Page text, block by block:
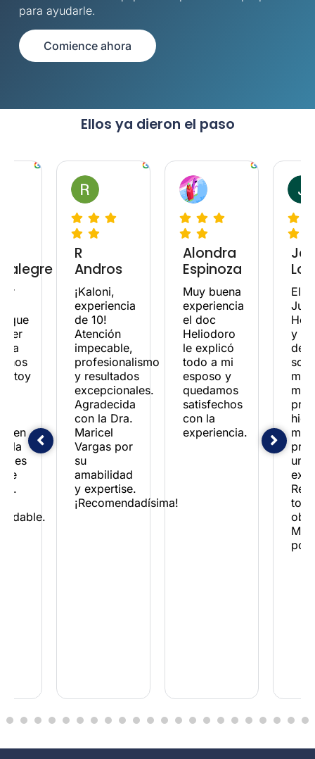
para ayudarle.
Comience ahora
Ellos ya dieron el paso
que
en
la
es
¡Kaloni,
experiencia
de 10!
Atención
impecable,
profesionalismo
y resultados
excepcionales.
Agradecida
con la Dra.
Maricel
Vargas por
su
amabilidad
y expertise.
¡Recomendadísima!
R
Andros
Muy buena
experiencia
el doc
Heliodoro
le explicó
todo a mi
esposo y
quedamos
satisfechos
con la
experiencia.
Alondra
Espinoza
El
y
de
son
muy
mi
una
Mil
por
1 2 3 4 5 6 7 8 9 10 11 12 13 14 15 16 17 18